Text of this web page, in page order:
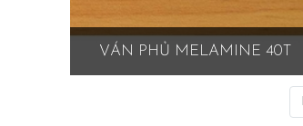
VÁN PHỦ MELAMINE 40T